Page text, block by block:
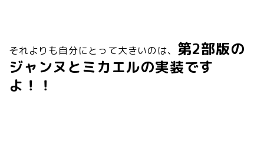
それよりも自分にとって大きいのは、 第2部版の
ジャンヌとミカエルの実装です
よ！！